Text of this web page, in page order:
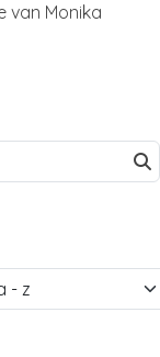
van Monika